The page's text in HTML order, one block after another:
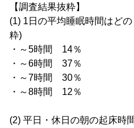
【調査結果抜粋】
(1) 1日の平均睡眠時間はど
粋)
・～5時間 14％
・～6時間 37％
・～7時間 30％
・～8時間 12％
(2) 平日・休日の朝の起床時